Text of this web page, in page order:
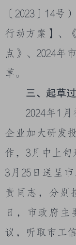
〔 2023 〕 14号
行动方案】、《
点》、 2024年
草。
三、起草
2024年1
企业加大研发
作， 3 月中上
3 月 25 日送呈
责同志，分别
日，市政府主
议，听取市工